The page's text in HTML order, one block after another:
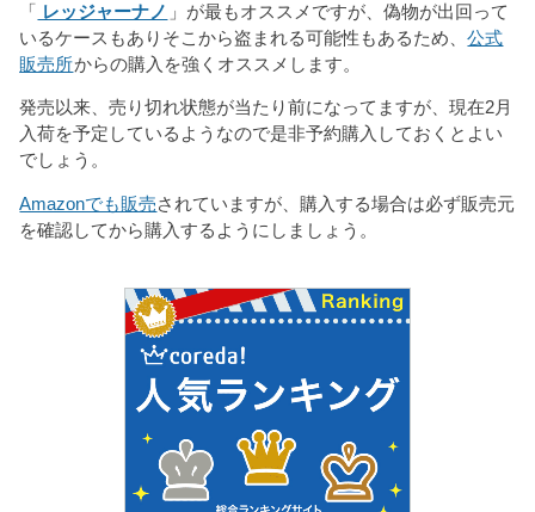
「 レッジャーナノ 」が最もオススメですが、偽物が出回って
いるケースもありそこから盗まれる可能性もあるため、公式
販売所からの購入を強くオススメします。
発売以来、売り切れ状態が当たり前になってますが、現在2月
入荷を予定しているようなので是非予約購入しておくとよい
でしょう。
Amazonでも販売されていますが、購入する場合は必ず販売元
を確認してから購入するようにしましょう。